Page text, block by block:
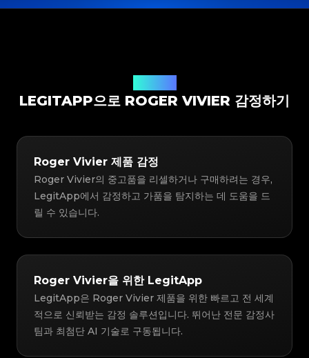
LEGITAPP으로 ROGER VIVIER 감정하기
Roger Vivier 제품 감정
Roger Vivier의 중고품을 리셀하거나 구매하려는 경우,
LegitApp에서 감정하고 가품을 탐지하는 데 도움을 드
릴 수 있습니다.
Roger Vivier을 위한 LegitApp
LegitApp은 Roger Vivier 제품을 위한 빠르고 전 세계
적으로 신뢰받는 감정 솔루션입니다. 뛰어난 전문 감정사
팀과 최첨단 AI 기술로 구동됩니다.